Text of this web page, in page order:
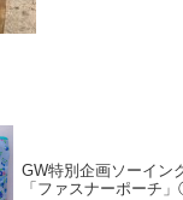
GW特別企画ソーイ
「ファスナーポーチ